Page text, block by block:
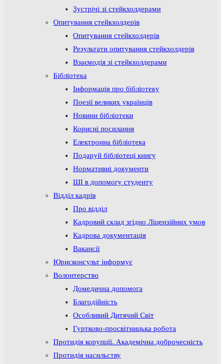
Зустрічі зі стейкхолдерами
Опитування стейкхолдерів
Опитування стейкхолдерів
Результати опитування стейкхолдерів
Взаємодія зі стейкхолдерами
Бібліотека
Інформація про бібліотеку
Поезії великих українців
Новини бібліотеки
Корисні посилання
Електронна бібліотека
Подаруй бібліотеці книгу
Нормативні документи
ШІ в допомогу студенту
Відділ кадрів
Про відділ
Кадровий склад згідно Ліцензійних умов
Кадрова документація
Вакансії
Юрисконсульт інформує
Волонтерство
Домедична допомога
Благодійність
Особливий Дитячий Світ
Гуртково-просвітницька робота
Протидія корупції. Академічна доброчесність
Протидія насильству